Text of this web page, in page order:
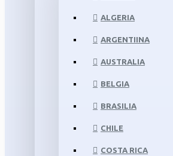
ALGERIA
ARGENTIINA
AUSTRALIA
BELGIA
BRASILIA
CHILE
COSTA RICA